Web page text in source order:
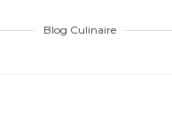
Blog Culinaire